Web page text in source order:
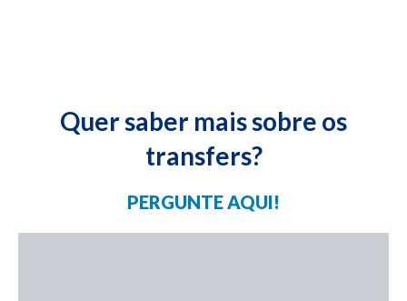
Quer saber mais sobre os
transfers?
PERGUNTE AQUI!